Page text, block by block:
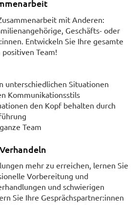
mit Anderen:
Geschäfts- oder
Entwickeln Sie Ihre gesamte
Team!
unterschiedlichen Situationen
Kommunikationsstils
den Kopf behalten durch
Team
mehr zu erreichen, lernen Sie
Vorbereitung und
und schwierigen
Sie Ihre Gesprächspartner:innen